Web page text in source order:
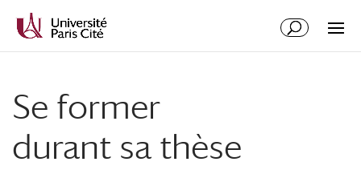
Se former
durant sa thèse